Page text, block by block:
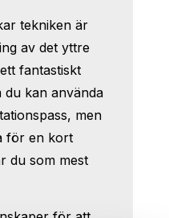
tekniken är
av det yttre
fantastiskt
du kan använda
men
för en kort
du som mest